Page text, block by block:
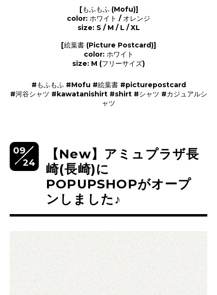
[もふもふ (Mofu)]
color: ホワイト / オレンジ
size: S / M / L / XL
[絵葉書 (Picture Postcard)]
color: ホワイト
size: M (フリーサイズ)
#もふもふ #Mofu #絵葉書 #picturepostcard
#河谷シャツ #kawatanishirt #shirt #シャツ #カジュアルシ
ャツ
09
24
【New】アミュプラザ長
崎(長崎)に
POPUPSHOPがオープ
ンしました♪